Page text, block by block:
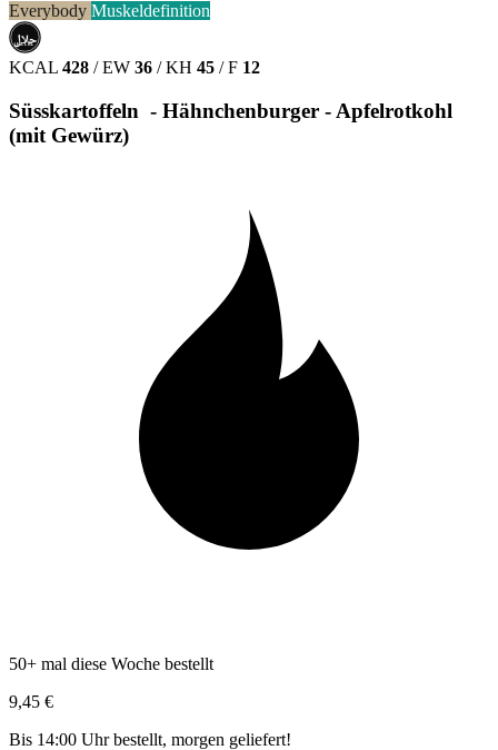
Everybody Muskeldefinition
حلال
HALAL
KCAL 428 / EW 36 / KH 45 / F 12
Süsskartoffeln - Hähnchenburger - Apfelrotkohl
(mit Gewürz)
50+ mal diese Woche bestellt
9,45 €
Bis 14:00 Uhr bestellt, morgen geliefert!